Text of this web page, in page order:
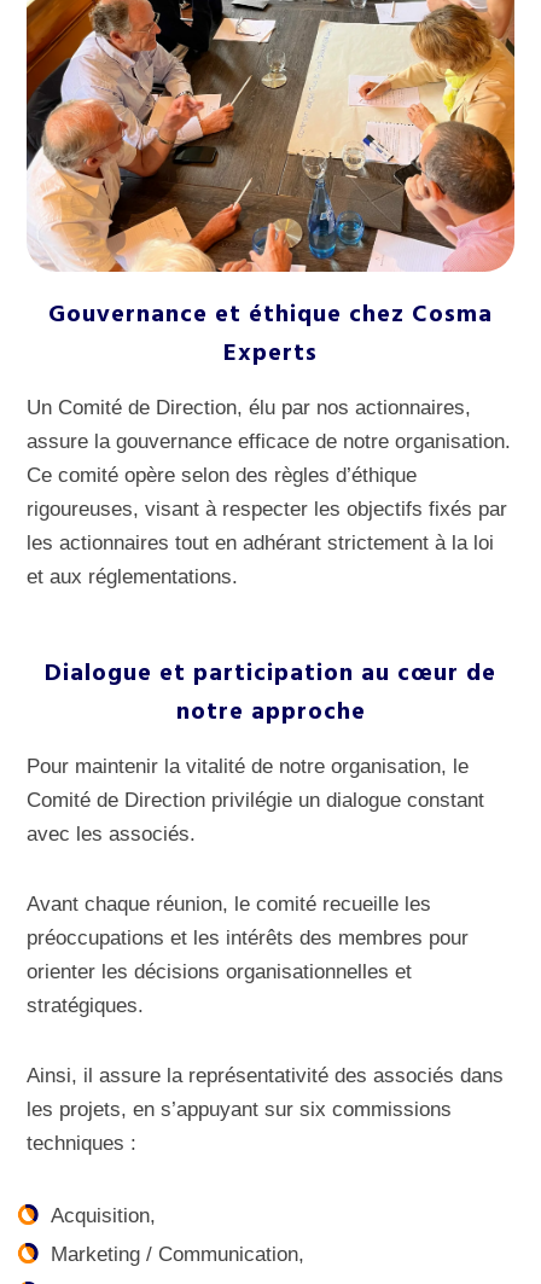
Gouvernance et éthique chez Cosma
Experts
Un Comité de Direction, élu par nos actionnaires,
assure la gouvernance efficace de notre organisation.
Ce comité opère selon des règles d’éthique
rigoureuses, visant à respecter les objectifs fixés par
les actionnaires tout en adhérant strictement à la loi
et aux réglementations.
Dialogue et participation au cœur de
notre approche
Pour maintenir la vitalité de notre organisation, le
Comité de Direction privilégie un dialogue constant
avec les associés.
Avant chaque réunion, le comité recueille les
préoccupations et les intérêts des membres pour
orienter les décisions organisationnelles et
stratégiques.
Ainsi, il assure la représentativité des associés dans
les projets, en s’appuyant sur six commissions
techniques :
Acquisition,
Marketing / Communication,